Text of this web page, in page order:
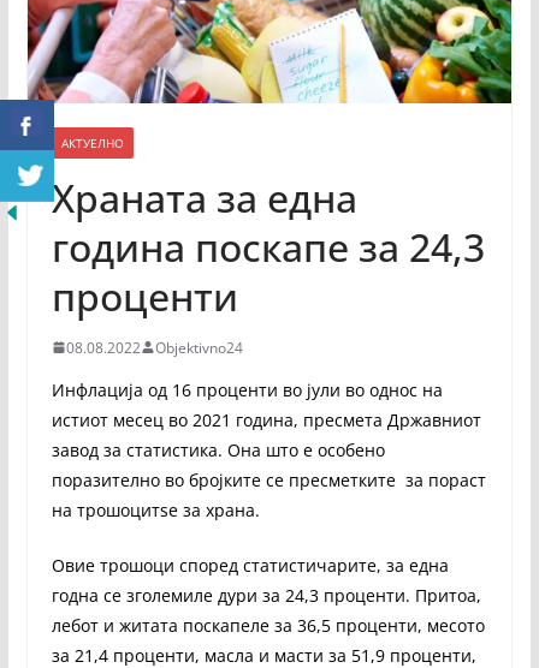
АКТУЕЛНО
Храната за една
година поскапе за 24,3
проценти
08.08.2022 Objektivno24
Инфлација од 16 проценти во јули во однос на
истиот месец во 2021 година, пресмета Државниот
завод за статистика. Она што е особено
поразително во бројките се пресметките за пораст
на трошоцитѕе за храна.
Овие трошоци според статистичарите, за една
годна се зголемиле дури за 24,3 проценти. Притоа,
лебот и житата поскапеле за 36,5 проценти, месото
за 21,4 проценти, масла и масти за 51,9 проценти,